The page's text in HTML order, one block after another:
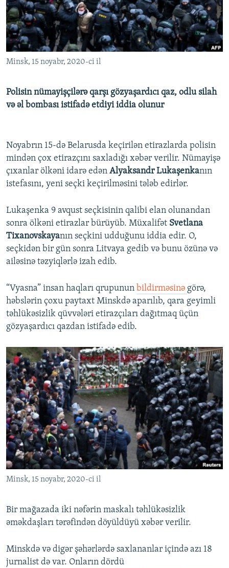
İNFOQRAFIKA
KARIKATURA
AZƏRBAYCAN ƏDƏBIYYATI KITABXANASI
İSLAM VƏ DEMOKRATIYA
İZ - MƏDƏNIYYƏT PROQRAMI
MISSIYAMIZ
PEŞƏ ETIKASI VƏ JURNALISTIKA STANDARTLARIMIZ
MATERIALLARIMIZDAN ISTIFADƏ
AZADLIQRADIOSU MOBIL TELEFONUNUZDA
XƏBƏR BÜLLETENLƏRIMIZ
BIZI IZLƏ
RFE/RL-in bütün saytları
Minsk, 15 noyabr, 2020-ci il
Polisin nümayişçilərə qarşı gözyaşardıcı qaz, odlu silah
və əl bombası istifadə etdiyi iddia olunur
Noyabrın 15-də Belarusda keçirilən etirazlarda polisin
mindən çox etirazçını saxladığı xəbər verilir. Nümayişə
çıxanlar ölkəni idarə edən Alyaksandr Lukaşenkanın
istefasını, yeni seçki keçirilməsini tələb edirlər.
Lukaşenka 9 avqust seçkisinin qalibi elan olunandan
sonra ölkəni etirazlar bürüyüb. Müxalifət Svetlana
Tixanovskayanın seçkini udduğunu iddia edir. O,
seçkidən bir gün sonra Litvaya gedib və bunu özünə və
ailəsinə təzyiqlərlə izah edib.
“Vyasna” insan haqları qrupunun bildirməsinə görə,
həbslərin çoxu paytaxt Minskdə aparılıb, qara geyimli
təhlükəsizlik qüvvələri etirazçıları dağıtmaq üçün
gözyaşardıcı qazdan istifadə edib.
Minsk, 15 noyabr, 2020-ci il
Bir mağazada iki nəfərin maskalı təhlükəsizlik
əməkdaşları tərəfindən döyüldüyü xəbər verilir.
Minskdə və digər şəhərlərdə saxlananlar içində azı 18
jurnalist də var. Onların dördü